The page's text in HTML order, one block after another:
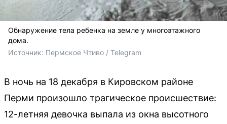
Обнаружение тела ребенка на земле у многоэтажного
дома.
Источник: Пермское Чтиво / Telegram
В ночь на 18 декабря в Кировском районе
Перми произошло трагическое происшествие:
12-летняя девочка выпала из окна высотного